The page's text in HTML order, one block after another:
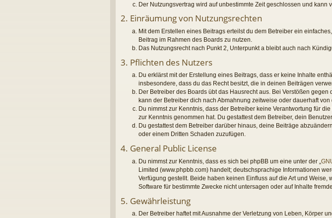
Der Nutzungsvertrag wird auf unbestimmte Zeit geschlossen und
2. Einräumung von Nutzungsrechten
Mit dem Erstellen eines Beitrags erteilst du dem Betreiber ein
Beitrag im Rahmen des Boards zu nutzen.
Das Nutzungsrecht nach Punkt 2, Unterpunkt a bleibt auch nach
3. Pflichten des Nutzers
Du erklärst mit der Erstellung eines Beitrags, dass er keine Inhalte
insbesondere, dass du das Recht besitzt, die in deinen Beiträgen
Der Betreiber des Boards übt das Hausrecht aus. Bei Verstößen
kann der Betreiber dich nach Abmahnung zeitweise oder dauerhaft
Du nimmst zur Kenntnis, dass der Betreiber keine Verantwortung für
zur Kenntnis genommen hat. Du gestattest dem Betreiber, dein
Du gestattest dem Betreiber darüber hinaus, deine Beiträge
oder einem Dritten Schaden zuzufügen.
4. General Public License
Du nimmst zur Kenntnis, dass es sich bei phpBB um eine unter der „
Limited (www.phpbb.com) handelt; deutschsprachige Informationen
Verfügung gestellt. Beide haben keinen Einfluss auf die Art und
Software für bestimmte Zwecke nicht untersagen oder auf Inhalte
5. Gewährleistung
Der Betreiber haftet mit Ausnahme der Verletzung von Leben, Körper